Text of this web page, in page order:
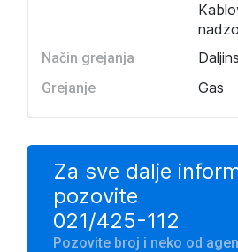
Način grejanja
Grejanje Gas
Za sve dalje
pozovite
021/425-112
Pozovite broj i neko od